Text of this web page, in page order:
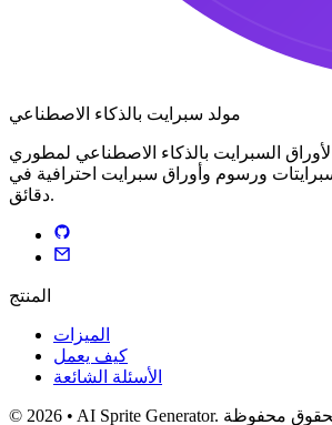
مولد سبرايت بالذكاء الاصطناعي
لأوراق السبرايت بالذكاء الاصطناعي لمطوري
ورسوم وأوراق سبرايت احترافية في
دقائق.
المنتج
الميزات
كيف يعمل
الأسئلة الشائعة